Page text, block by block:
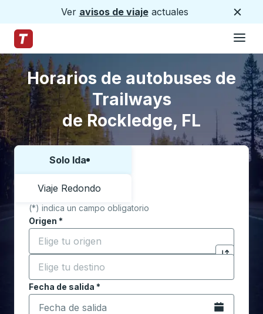
Ver avisos de viajeactuales
Página de inicio de Trailways
Saltar al formulario de búsqueda
Saltar a la lista de ubicaciones
Horarios de autobuses de
Trailways
de Rockledge, FL
Elija una forma o viaje de ida y vuelta:
Solo Ida
Viaje Redondo
(*) indica un campo obligatorio
Origen *
Comience a escribir la ciudad de origen para abrir
Haga clic
Destino *
Comience a escribir la ciudad de destino para
Fecha de salida *
Escriba la fecha en formato de fecha Barra diagonal
Abra el